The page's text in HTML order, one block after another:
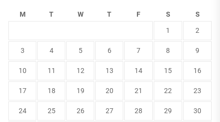
M T W T F S S
1 2
3 4 5 6 7 8 9
10 11 12 13 14 15 16
17 18 19 20 21 22 23
24 25 26 27 28 29 30